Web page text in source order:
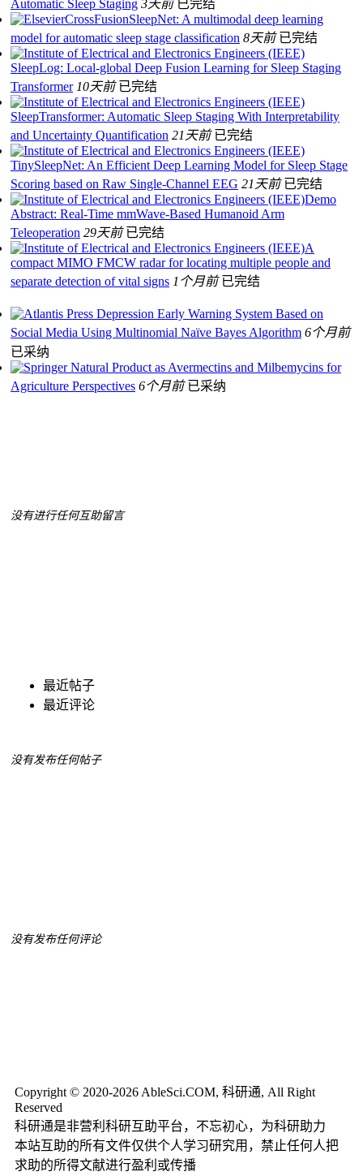
Automatic Sleep Staging 3天前 已完结
CrossFusionSleepNet: A multimodal deep learning
model for automatic sleep stage classification 8天前 已完结
SleepLog: Local-global Deep Fusion Learning for Sleep Staging
Transformer 10天前 已完结
SleepTransformer: Automatic Sleep Staging With Interpretability
and Uncertainty Quantification 21天前 已完结
TinySleepNet: An Efficient Deep Learning Model for Sleep Stage
Scoring based on Raw Single-Channel EEG 21天前 已完结
Demo
Abstract: Real-Time mmWave-Based Humanoid Arm
Teleoperation 29天前 已完结
A
compact MIMO FMCW radar for locating multiple people and
separate detection of vital signs 1个月前 已完结
Depression Early Warning System Based on
Social Media Using Multinomial Naïve Bayes Algorithm 6个月前
已采纳
Natural Product as Avermectins and Milbemycins for
Agriculture Perspectives 6个月前 已采纳
没有进行任何互助留言
最近帖子
最近评论
没有发布任何帖子
没有发布任何评论
Copyright © 2020-2026 AbleSci.COM, 科研通, All Right
Reserved
科研通是非营利科研互助平台，不忘初心，为科研助力
本站互助的所有文件仅供个人学习研究用，禁止任何人把
求助的所得文献进行盈利或传播